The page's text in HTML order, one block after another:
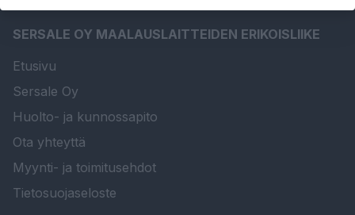
SERSALE OY MAALAUSLAITTEIDEN ERIKOISLIIKE
Etusivu
Sersale Oy
Huolto- ja kunnossapito
Ota yhteyttä
Myynti- ja toimitusehdot
Tietosuojaseloste